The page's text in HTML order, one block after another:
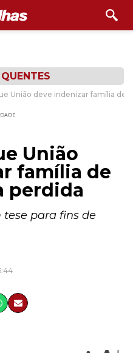
União deve indenizar família de
União
família de
perdida
para fins de